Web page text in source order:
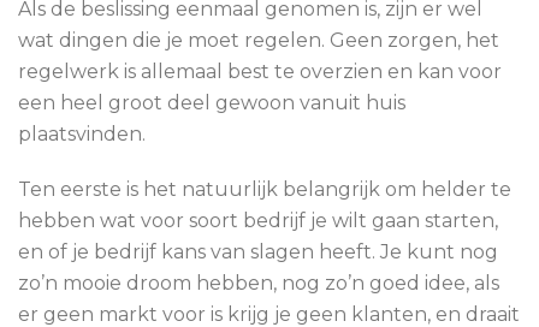
Als de beslissing eenmaal genomen is, zijn er wel
wat dingen die je moet regelen. Geen zorgen, het
regelwerk is allemaal best te overzien en kan voor
een heel groot deel gewoon vanuit huis
plaatsvinden.
Ten eerste is het natuurlijk belangrijk om helder te
hebben wat voor soort bedrijf je wilt gaan starten,
en of je bedrijf kans van slagen heeft. Je kunt nog
zo’n mooie droom hebben, nog zo’n goed idee, als
er geen markt voor is krijg je geen klanten, en draait